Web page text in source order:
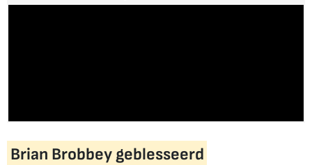
Brian Brobbey geblesseerd